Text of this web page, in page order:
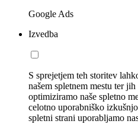
Google Ads
Izvedba
S sprejetjem teh storitev
našem spletnem mestu ter
optimiziramo naše spletno
celotno uporabniško
spletni strani uporabljamo